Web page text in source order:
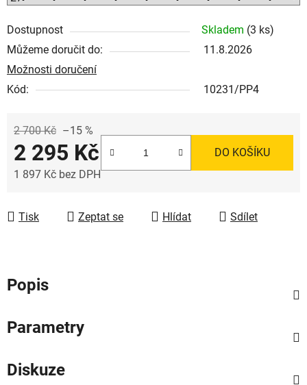
Dostupnost Skladem (3 ks)
Můžeme doručit do:
11.8.2026
Možnosti doručení
Kód:
10231/PP4
2 700 Kč –15 %
2 295 Kč
1 897 Kč bez DPH
DO KOŠÍKU
Tisk Zeptat se Hlídat Sdílet
Popis
Parametry
Diskuze